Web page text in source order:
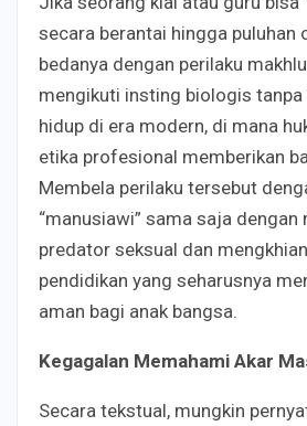
secara berantai hingga puluhan
bedanya dengan perilaku
mengikuti insting biologis tanpa
hidup di era modern, di mana
etika profesional memberikan
Membela perilaku tersebut
“manusiawi” sama saja
predator seksual dan
pendidikan yang seharusnya
aman bagi anak bangsa.
Kegagalan Memahami Akar
Secara tekstual, mungkin